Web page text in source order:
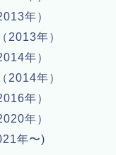
年）
2013年）
年）
2014年）
年）
年）
年〜)